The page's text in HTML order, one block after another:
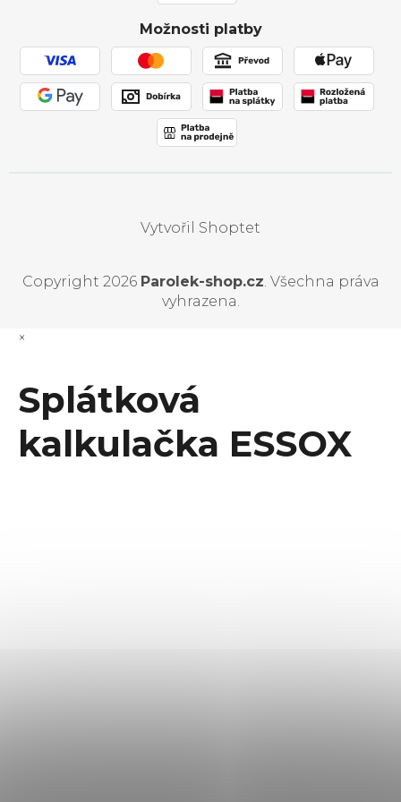
Používání souborů cookies
Možnosti platby
Vytvořil Shoptet
Copyright 2026 Parolek-shop.cz . Všechna práva
vyhrazena.
×
Splátková
kalkulačka ESSOX